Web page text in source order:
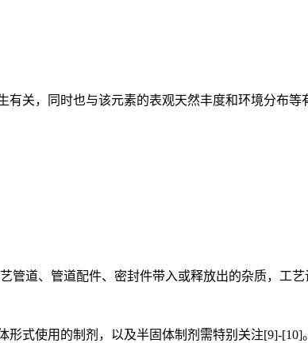
，同时也与该元素的表观天然丰度和环境分布等
、管道配件、密封件带入或释放出的杂质，工艺
式使用的制剂，以及半固体制剂需特别关注[9]-[10]。